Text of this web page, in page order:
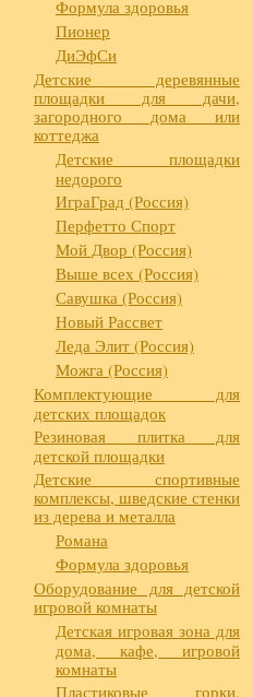
Формула здоровья
Пионер
ДиЭфСи
Детские деревянные
площадки для дачи,
загородного дома или
коттеджа
Детские площадки
недорого
ИграГрад (Россия)
Перфетто Спорт
Мой Двор (Россия)
Выше всех (Россия)
Савушка (Россия)
Новый Рассвет
Леда Элит (Россия)
Можга (Россия)
Комплектующие для
детских площадок
Резиновая плитка для
детской площадки
Детские спортивные
комплексы, шведские стенки
из дерева и металла
Романа
Формула здоровья
Оборудование для детской
игровой комнаты
Детская игровая зона для
дома, кафе, игровой
комнаты
Пластиковые горки,